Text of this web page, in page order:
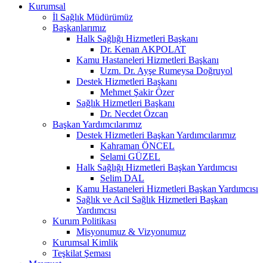
Kurumsal
İl Sağlık Müdürümüz
Başkanlarımız
Halk Sağlığı Hizmetleri Başkanı
Dr. Kenan AKPOLAT
Kamu Hastaneleri Hizmetleri Başkanı
Uzm. Dr. Ayşe Rumeysa Doğruyol
Destek Hizmetleri Başkanı
Mehmet Şakir Özer
Sağlık Hizmetleri Başkanı
Dr. Necdet Özcan
Başkan Yardımcılarımız
Destek Hizmetleri Başkan Yardımcılarımız
Kahraman ÖNCEL
Selami GÜZEL
Halk Sağlığı Hizmetleri Başkan Yardımcısı
Selim DAL
Kamu Hastaneleri Hizmetleri Başkan Yardımcısı
Sağlık ve Acil Sağlık Hizmetleri Başkan
Yardımcısı
Kurum Politikası
Misyonumuz & Vizyonumuz
Kurumsal Kimlik
Teşkilat Şeması